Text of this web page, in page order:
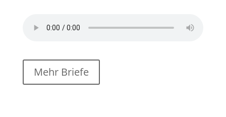
Mehr Briefe